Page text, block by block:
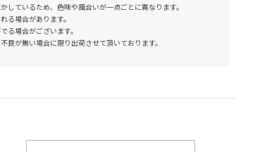
ているため、色味や風合いが一点ごとに異なります。
る場合があります。
る場合がございます。
が無い場合に限り出荷させて頂いております。